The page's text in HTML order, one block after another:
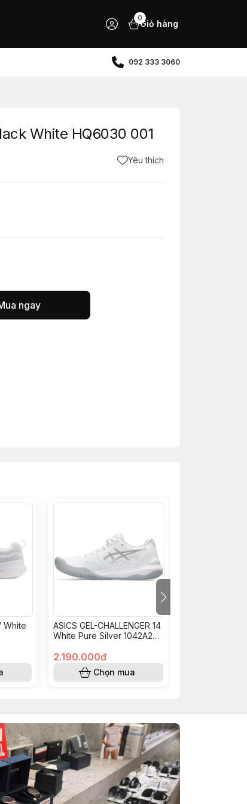
0
Giỏ hàng
092 333 3060
White HQ6030 001
Yêu thích
ngay
White
ASICS GEL-CHALLENGER 14
White Pure Silver 1042A231
2.190.000đ
Chọn mua